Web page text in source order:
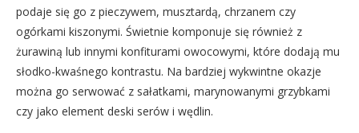
podaje się go z pieczywem, musztardą, chrzanem czy
ogórkami kiszonymi. Świetnie komponuje się również z
żurawiną lub innymi konfiturami owocowymi, które dodają mu
słodko-kwaśnego kontrastu. Na bardziej wykwintne okazje
można go serwować z sałatkami, marynowanymi grzybkami
czy jako element deski serów i wędlin.